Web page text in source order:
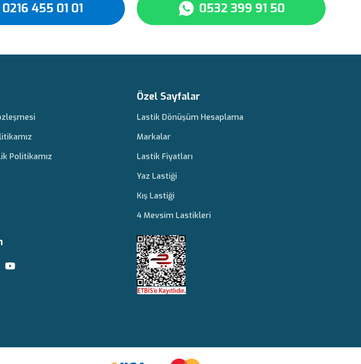
0216 455 01 01 0532 399 91 50
Politikamız
Özel Sayfalar
Lastik Dönüşüm Hesaplama
Markalar
Lastik Fiyatları
Yaz Lastiği
Kış Lastiği
4 Mevsim Lastikleri